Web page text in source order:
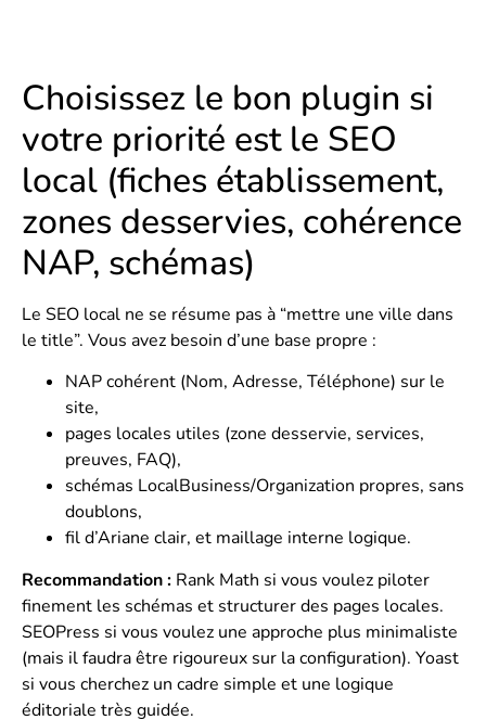
Choisissez le bon plugin si
votre priorité est le SEO
local (fiches établissement,
zones desservies, cohérence
NAP, schémas)
Le SEO local ne se résume pas à “mettre une ville dans
le title”. Vous avez besoin d’une base propre :
NAP cohérent (Nom, Adresse, Téléphone) sur le
site,
pages locales utiles (zone desservie, services,
preuves, FAQ),
schémas LocalBusiness/Organization propres, sans
doublons,
fil d’Ariane clair, et maillage interne logique.
Recommandation : Rank Math si vous voulez piloter
finement les schémas et structurer des pages locales.
SEOPress si vous voulez une approche plus minimaliste
(mais il faudra être rigoureux sur la configuration). Yoast
si vous cherchez un cadre simple et une logique
éditoriale très guidée.